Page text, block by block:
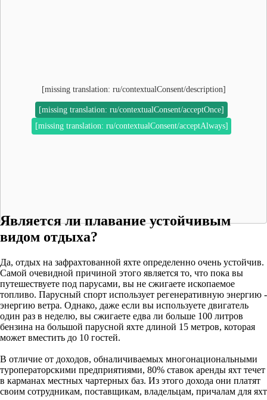
[missing translation: ru/contextualConsent/description]
[missing translation: ru/contextualConsent/acceptOnce]
[missing translation: ru/contextualConsent/acceptAlways]
Является ли плавание устойчивым
видом отдыха?
Да, отдых на зафрахтованной яхте определенно очень устойчив.
Самой очевидной причиной этого является то, что пока вы
путешествуете под парусами, вы не сжигаете ископаемое
топливо. Парусный спорт использует регенеративную энергию -
энергию ветра. Однако, даже если вы используете двигатель
один раз в неделю, вы сжигаете едва ли больше 100 литров
бензина на большой парусной яхте длиной 15 метров, которая
может вместить до 10 гостей.
В отличие от доходов, обналичиваемых многонациональными
туроператорскими предприятиями, 80% ставок аренды яхт течет
в карманах местных чартерных баз. Из этого дохода они платят
своим сотрудникам, поставщикам, владельцам, причалам для яхт